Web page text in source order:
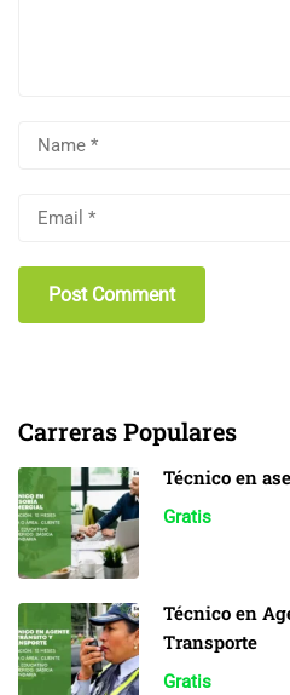
Carreras Populares
Técnico en
Gratis
Técnico en
Transporte
Gratis